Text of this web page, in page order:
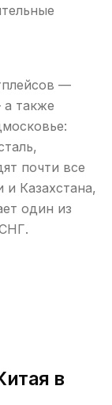
—
также
почти все
и Казахстана,
один из
в